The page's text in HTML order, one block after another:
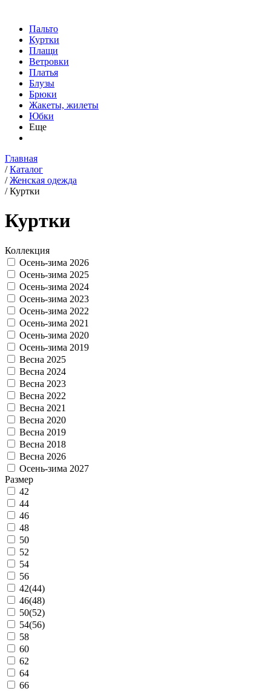
Пальто
Куртки
Плащи
Ветровки
Платья
Блузы
Брюки
Жакеты, жилеты
Юбки
Еще
Главная
/ Каталог
/ Женская одежда
/ Куртки
Куртки
Коллекция
Осень-зима 2026
Осень-зима 2025
Осень-зима 2024
Осень-зима 2023
Осень-зима 2022
Осень-зима 2021
Осень-зима 2020
Осень-зима 2019
Весна 2025
Весна 2024
Весна 2023
Весна 2022
Весна 2021
Весна 2020
Весна 2019
Весна 2018
Весна 2026
Осень-зима 2027
Размер
42
44
46
48
50
52
54
56
42(44)
46(48)
50(52)
54(56)
58
60
62
64
66